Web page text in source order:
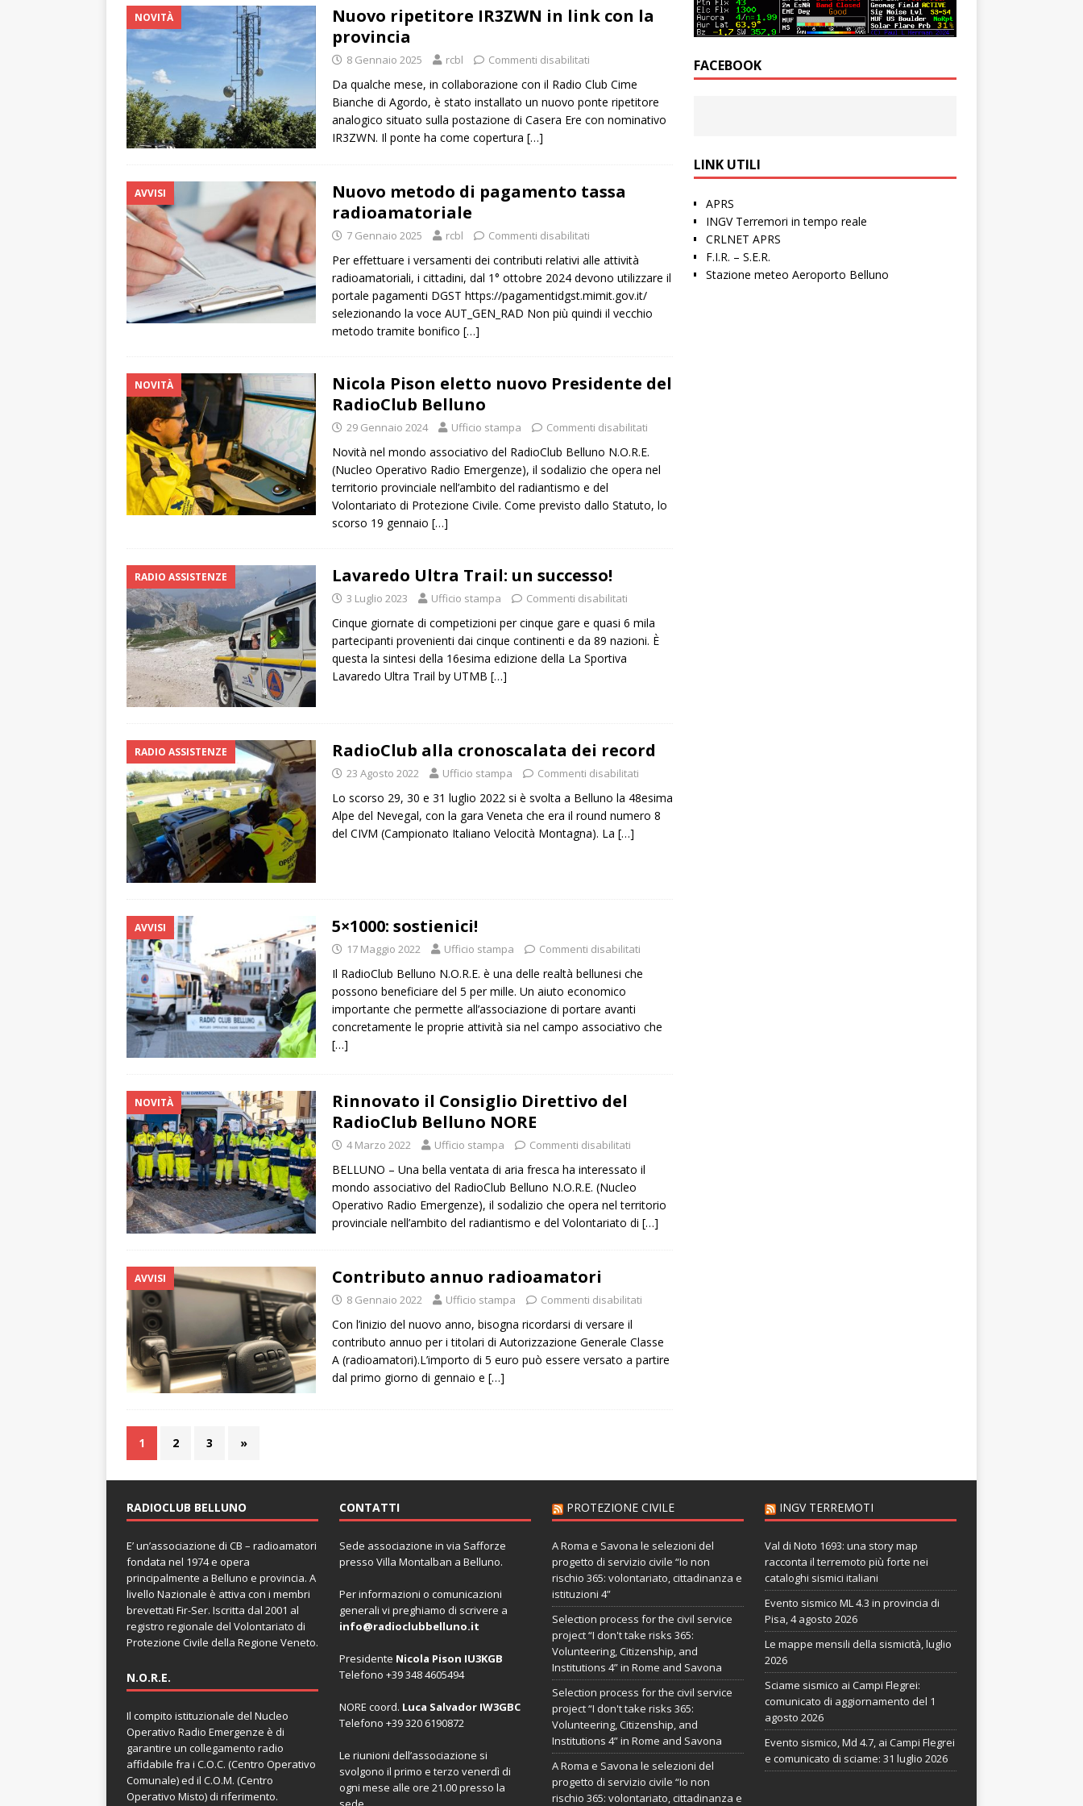
NOVITÀ
Nuovo ripetitore IR3ZWN in link con la
provincia
8 Gennaio 2025 rcbl Commenti disabilitati
Da qualche mese, in collaborazione con il Radio Club Cime
Bianche di Agordo, è stato installato un nuovo ponte ripetitore
analogico situato sulla postazione di Casera Ere con nominativo
IR3ZWN. Il ponte ha come copertura […]
AVVISI
Nuovo metodo di pagamento tassa
radioamatoriale
7 Gennaio 2025 rcbl Commenti disabilitati
Per effettuare i versamenti dei contributi relativi alle attività
radioamatoriali, i cittadini, dal 1° ottobre 2024 devono utilizzare il
portale pagamenti DGST https://pagamentidgst.mimit.gov.it/
selezionando la voce AUT_GEN_RAD Non più quindi il vecchio
metodo tramite bonifico […]
NOVITÀ
Nicola Pison eletto nuovo Presidente del
RadioClub Belluno
29 Gennaio 2024 Ufficio stampa Commenti disabilitati
Novità nel mondo associativo del RadioClub Belluno N.O.R.E.
(Nucleo Operativo Radio Emergenze), il sodalizio che opera nel
territorio provinciale nell’ambito del radiantismo e del
Volontariato di Protezione Civile. Come previsto dallo Statuto, lo
scorso 19 gennaio […]
RADIO ASSISTENZE Lavaredo Ultra Trail: un successo!
3 Luglio 2023 Ufficio stampa Commenti disabilitati
Cinque giornate di competizioni per cinque gare e quasi 6 mila
partecipanti provenienti dai cinque continenti e da 89 nazioni. È
questa la sintesi della 16esima edizione della La Sportiva
Lavaredo Ultra Trail by UTMB […]
RADIO ASSISTENZE RadioClub alla cronoscalata dei record
23 Agosto 2022 Ufficio stampa Commenti disabilitati
Lo scorso 29, 30 e 31 luglio 2022 si è svolta a Belluno la 48esima
Alpe del Nevegal, con la gara Veneta che era il round numero 8
del CIVM (Campionato Italiano Velocità Montagna). La […]
AVVISI 5×1000: sostienici!
17 Maggio 2022 Ufficio stampa Commenti disabilitati
Il RadioClub Belluno N.O.R.E. è una delle realtà bellunesi che
possono beneficiare del 5 per mille. Un aiuto economico
importante che permette all’associazione di portare avanti
concretamente le proprie attività sia nel campo associativo che
[…]
NOVITÀ
Rinnovato il Consiglio Direttivo del
RadioClub Belluno NORE
4 Marzo 2022 Ufficio stampa Commenti disabilitati
BELLUNO – Una bella ventata di aria fresca ha interessato il
mondo associativo del RadioClub Belluno N.O.R.E. (Nucleo
Operativo Radio Emergenze), il sodalizio che opera nel territorio
provinciale nell’ambito del radiantismo e del Volontariato di […]
AVVISI Contributo annuo radioamatori
8 Gennaio 2022 Ufficio stampa Commenti disabilitati
Con l’inizio del nuovo anno, bisogna ricordarsi di versare il
contributo annuo per i titolari di Autorizzazione Generale Classe
A (radioamatori).L’importo di 5 euro può essere versato a partire
dal primo giorno di gennaio e […]
1 2 3 »
FACEBOOK
LINK UTILI
APRS
INGV Terremori in tempo reale
CRLNET APRS
F.I.R. – S.E.R.
Stazione meteo Aeroporto Belluno
RADIOCLUB BELLUNO
E’ un’associazione di CB – radioamatori
fondata nel 1974 e opera
principalmente a Belluno e provincia. A
livello Nazionale è attiva con i membri
brevettati Fir-Ser. Iscritta dal 2001 al
registro regionale del Volontariato di
Protezione Civile della Regione Veneto.
N.O.R.E.
Il compito istituzionale del Nucleo
Operativo Radio Emergenze è di
garantire un collegamento radio
affidabile fra i C.O.C. (Centro Operativo
Comunale) ed il C.O.M. (Centro
Operativo Misto) di riferimento.
CONTATTI
Sede associazione in via Safforze
presso Villa Montalban a Belluno.
Per informazioni o comunicazioni
generali vi preghiamo di scrivere a
info@radioclubbelluno.it
Presidente Nicola Pison IU3KGB
Telefono +39 348 4605494
NORE coord. Luca Salvador IW3GBC
Telefono +39 320 6190872
Le riunioni dell’associazione si
svolgono il primo e terzo venerdì di
ogni mese alle ore 21.00 presso la
PROTEZIONE CIVILE
A Roma e Savona le selezioni del
progetto di servizio civile “Io non
rischio 365: volontariato, cittadinanza e
istituzioni 4”
Selection process for the civil service
project “I don't take risks 365:
Volunteering, Citizenship, and
Institutions 4” in Rome and Savona
Selection process for the civil service
project “I don't take risks 365:
Volunteering, Citizenship, and
Institutions 4” in Rome and Savona
A Roma e Savona le selezioni del
progetto di servizio civile “Io non
rischio 365: volontariato, cittadinanza e
INGV TERREMOTI
Val di Noto 1693: una story map
racconta il terremoto più forte nei
cataloghi sismici italiani
Evento sismico ML 4.3 in provincia di
Pisa, 4 agosto 2026
Le mappe mensili della sismicità, luglio
2026
Sciame sismico ai Campi Flegrei:
comunicato di aggiornamento del 1
agosto 2026
Evento sismico, Md 4.7, ai Campi Flegrei
e comunicato di sciame: 31 luglio 2026